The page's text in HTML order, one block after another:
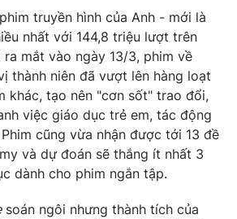
lai
truyền hình của Anh - mới là
nhất với 144,8 triệu lượt trên
mắt vào ngày 13/3, phim về
thành niên đã vượt lên hàng loạt
khác, tạo nên "cơn sốt" trao đổi,
việc giáo dục trẻ em, tác động
cũng vừa nhận được tới 13 đề
và dự đoán sẽ thắng ít nhất 3
dành cho phim ngắn tập.
soán ngôi nhưng thành tích của